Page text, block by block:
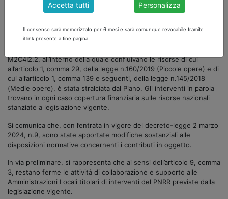
COMUNICATO DEL 19 MARZO 2024
A seguito della decisione di esecuzione del Consiglio UE - ECOFIN
dell’8 dicembre 2023, per mezzo della quale si è proceduto
M2C4I2.2, all’interno della quale confluivano le risorse di cui
all’articolo 1, comma 29, della legge n.160/2019 (Piccole opere) e di
cui all’articolo 1, comma 139 e seguenti, della legge n.145/2018
(Medie opere), è stata stralciata dal Piano. Gli interventi in parola
trovano in ogni caso copertura finanziaria sulle risorse nazionali
stanziate a legislazione vigente.
Si comunica che, con l’entrata in vigore del decreto-legge 2 marzo
2024, n.9, sono state apportate modifiche sostanziali alle
disposizioni normative concernenti i contributi in oggetto.
In via preliminare, si rappresenta che ai sensi dell’articolo 9, comma
3, restano ferme le attività di collaborazione e supporto alle
Amministrazioni Locali titolari di interventi del PNRR previste dalla
legislazione vigente.
Accetta tutti Personalizza
Il consenso sarà memorizzato per 6 mesi e sarà comunque revocabile tramite
il link presente a fine pagina.